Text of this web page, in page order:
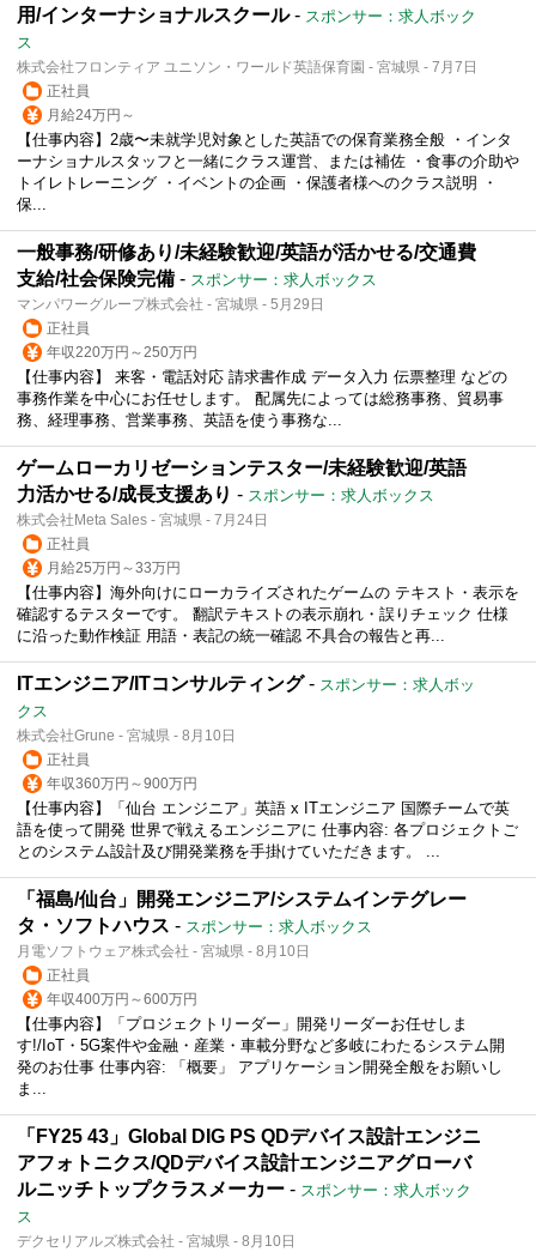
用/インターナショナルスクール- スポンサー：求人ボック
ス
株式会社フロンティア ユニソン・ワールド英語保育園 - 宮城県 - 7月7日
正社員
月給24万円～
【仕事内容】2歳〜未就学児対象とした英語での保育業務全般 ・インタ
ーナショナルスタッフと一緒にクラス運営、または補佐 ・食事の介助や
トイレトレーニング ・イベントの企画 ・保護者様へのクラス説明 ・
保...
一般事務/研修あり/未経験歓迎/英語が活かせる/交通費
支給/社会保険完備 - スポンサー：求人ボックス
マンパワーグループ株式会社 - 宮城県 - 5月29日
正社員
年収220万円～250万円
【仕事内容】 来客・電話対応 請求書作成 データ入力 伝票整理 などの
事務作業を中心にお任せします。 配属先によっては総務事務、貿易事
務、経理事務、営業事務、英語を使う事務な...
ゲームローカリゼーションテスター/未経験歓迎/英語
力活かせる/成長支援あり - スポンサー：求人ボックス
株式会社Meta Sales - 宮城県 - 7月24日
正社員
月給25万円～33万円
【仕事内容】海外向けにローカライズされたゲームの テキスト・表示を
確認するテスターです。 翻訳テキストの表示崩れ・誤りチェック 仕様
に沿った動作検証 用語・表記の統一確認 不具合の報告と再...
ITエンジニア/ITコンサルティング- スポンサー：求人ボッ
クス
株式会社Grune - 宮城県 - 8月10日
正社員
年収360万円～900万円
【仕事内容】「仙台 エンジニア」英語 x ITエンジニア 国際チームで英
語を使って開発 世界で戦えるエンジニアに 仕事内容: 各プロジェクトご
とのシステム設計及び開発業務を手掛けていただきます。 ...
「福島/仙台」開発エンジニア/システムインテグレー
タ・ソフトハウス - スポンサー：求人ボックス
月電ソフトウェア株式会社 - 宮城県 - 8月10日
正社員
年収400万円～600万円
【仕事内容】「プロジェクトリーダー」開発リーダーお任せしま
す!/IoT・5G案件や金融・産業・車載分野など多岐にわたるシステム開
発のお仕事 仕事内容: 「概要」 アプリケーション開発全般をお願いし
ま...
「FY25 43」Global DIG PS QDデバイス設計エンジニ
アフォトニクス/QDデバイス設計エンジニアグローバ
ルニッチトップクラスメーカー - スポンサー：求人ボック
ス
デクセリアルズ株式会社 - 宮城県 - 8月10日